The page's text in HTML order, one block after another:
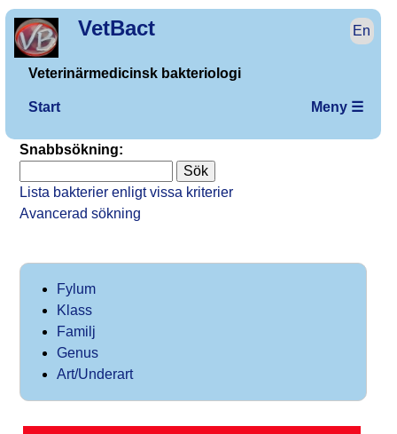
VetBact En
Veterinärmedicinsk bakteriologi
Start Meny ☰
Snabbsökning:
Lista bakterier enligt vissa kriterier
Avancerad sökning
Fylum
Klass
Familj
Genus
Art/Underart